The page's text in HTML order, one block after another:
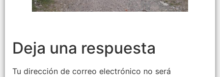
Deja una respuesta
Tu dirección de correo electrónico no será